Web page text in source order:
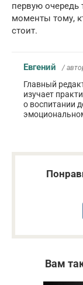
первую очередь
моменты тому,
стоит.
Евгений /
Главный
изучает
о воспитании
Вам